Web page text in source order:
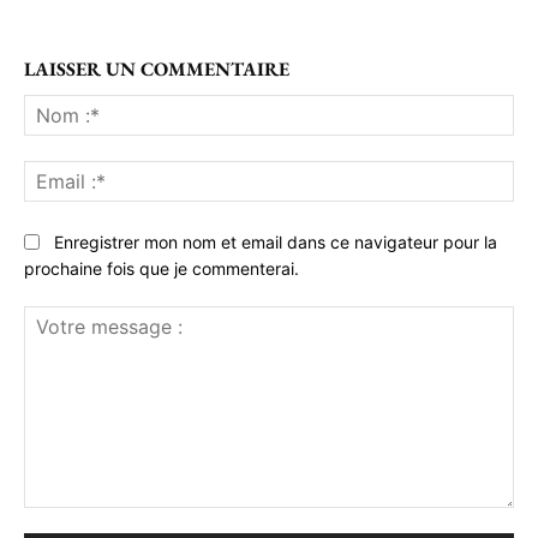
LAISSER UN COMMENTAIRE
:*
:*
Enregistrer mon nom et email dans ce navigateur pour la
prochaine fois que je commenterai.